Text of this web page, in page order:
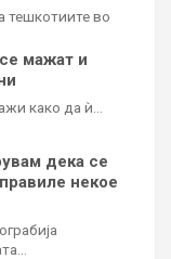
тешкотиите во
мажат и
како да ѝ…
дека се
некое